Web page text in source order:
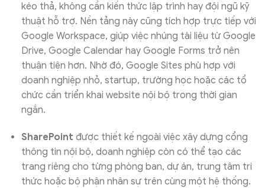
kéo thả, không cần kiến thức lập trình hay đội ngũ kỹ
thuật hỗ trợ. Nền tảng này cũng tích hợp trực tiếp với
Google Workspace, giúp việc nhúng tài liệu từ Google
Drive, Google Calendar hay Google Forms trở nên
thuận tiện hơn. Nhờ đó, Google Sites phù hợp với
doanh nghiệp nhỏ, startup, trường học hoặc các tổ
chức cần triển khai website nội bộ trong thời gian
ngắn.
SharePoint được thiết kế ngoài việc xây dựng cổng
thông tin nội bộ, doanh nghiệp còn có thể tạo các
trang riêng cho từng phòng ban, dự án, trung tâm tri
thức hoặc bộ phận nhân sự trên cùng một hệ thống.